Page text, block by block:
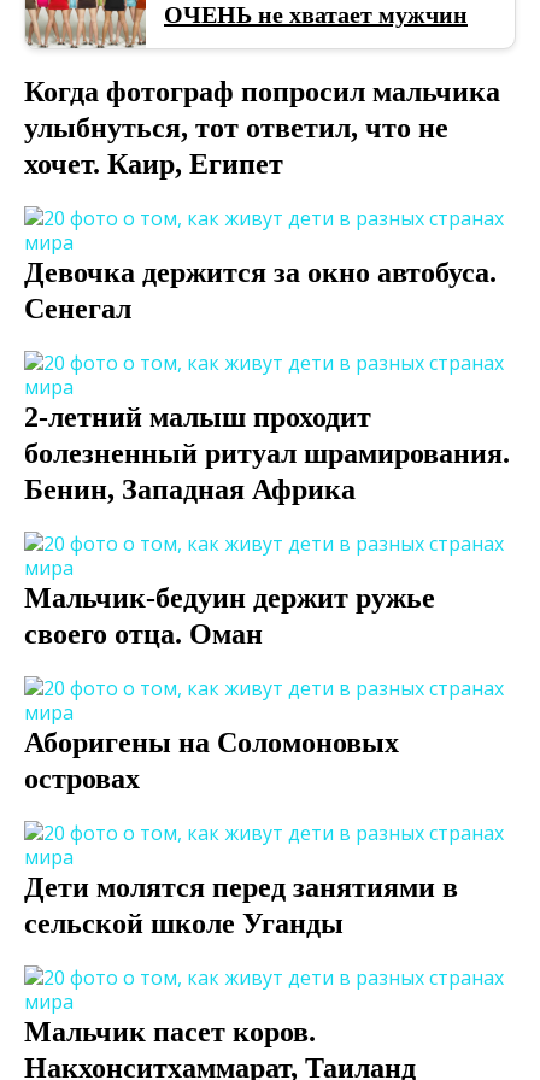
ОЧЕНЬ не хватает мужчин
Когда фотограф попросил мальчика
улыбнуться, тот ответил, что не
хочет. Каир, Египет
Девочка держится за окно автобуса.
Сенегал
2-летний малыш проходит
болезненный ритуал шрамирования.
Бенин, Западная Африка
Мальчик-бедуин держит ружье
своего отца. Оман
Аборигены на Соломоновых
островах
Дети молятся перед занятиями в
сельской школе Уганды
Мальчик пасет коров.
Накхонситхаммарат, Таиланд